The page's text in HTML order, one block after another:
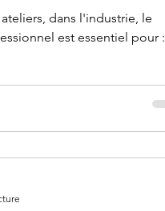
dans l'industrie, le
est essentiel pour :